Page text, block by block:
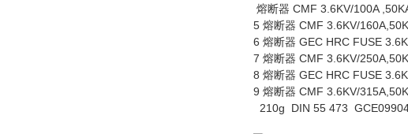
熔断器 CMF 3.6KV/100A
5 熔断器 CMF 3.6KV/
6 熔断器 GEC HRC FUSE
7 熔断器 CMF 3.6KV/
8 熔断器 GEC HRC FUSE
9 熔断器 CMF 3.6KV/
210g DIN 55 473